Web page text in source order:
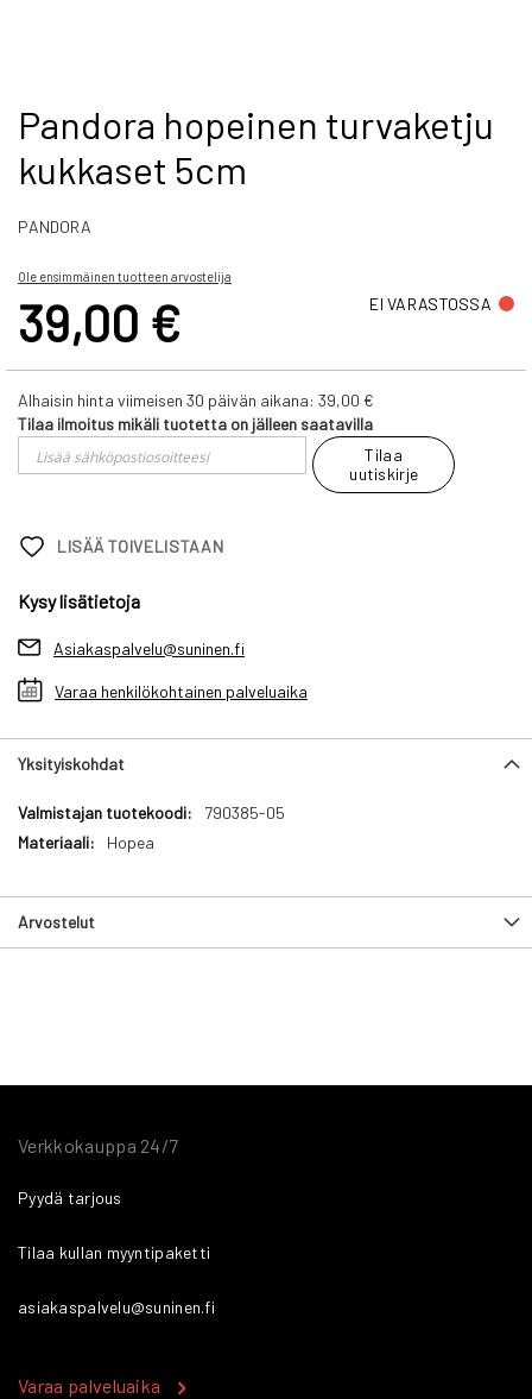
Skip
to
the
beginning
the
gallery
Pandora hopeinen turvaketju
kukkaset 5cm
PANDORA
Ole ensimmäinen tuotteen arvostelija
39,00 € EI VARASTOSSA
Alhaisin hinta viimeisen 30 päivän aikana: 39,00 €
Tilaa ilmoitus mikäli tuotetta on jälleen saatavilla
Tilaa
uutiskirje
LISÄÄ TOIVELISTAAN
Kysy lisätietoja
Asiakaspalvelu@suninen.fi
Varaa henkilökohtainen palveluaika
Yksityiskohdat
Yksityiskohdat
790385-05
Hopea
Arvostelut
Verkkokauppa 24/7
Pyydä tarjous
Tilaa kullan myyntipaketti
asiakaspalvelu@suninen.fi
Varaa palveluaika